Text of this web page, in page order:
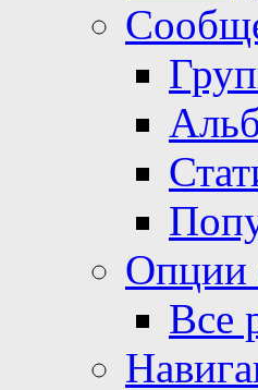
Опции
Все